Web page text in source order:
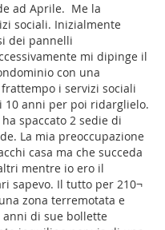
ad Aprile. Me la
sociali. Inizialmente
dei pannelli
mi dipinge il
con una
i servizi sociali
10 anni per poi ridarglielo.
spaccato 2 sedie di
La mia preoccupazione
casa ma che succeda
mentre io ero il
sapevo. Il tutto per 210¬
zona terremotata e
anni di sue bollette